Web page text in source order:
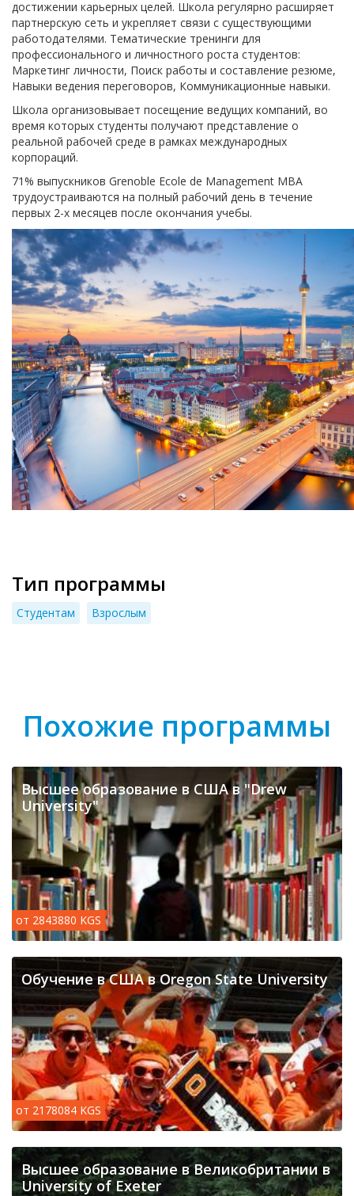
достижении карьерных целей. Школа регулярно расширяет
партнерскую сеть и укрепляет связи с существующими
работодателями. Тематические тренинги для
профессионального и личностного роста студентов:
Маркетинг личности, Поиск работы и составление резюме,
Навыки ведения переговоров, Коммуникационные навыки.
Школа организовывает посещение ведущих компаний, во
время которых студенты получают представление о
реальной рабочей среде в рамках международных
корпораций.
71% выпускников Grenoble Ecole de Management MBA
трудоустраиваются на полный рабочий день в течение
первых 2-х месяцев после окончания учебы.
Тип программы
Студентам Взрослым
Похожие программы
Высшее образование в США в "Drew
University"
от 2843880 KGS
Обучение в США в Oregon State University
от 2178084 KGS
Высшее образование в Великобритании в
University of Exeter